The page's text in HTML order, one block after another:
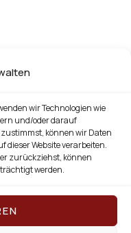
wir Technologien wie
und/oder darauf
können wir Daten
dieser Website verarbeiten.
zurückziehst, können
werden.